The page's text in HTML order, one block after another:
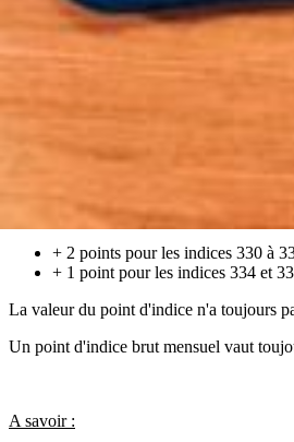
Augmenter les grilles des agents de
Avec la hausse du SMIC et malgré la
Le gouvernement, par la voix de la
+ 2 points pour les indices 330 à
+ 1 point pour les indices 334 et
La valeur du point d'indice n'a toujours
Un point d'indice brut mensuel vaut
A savoir :